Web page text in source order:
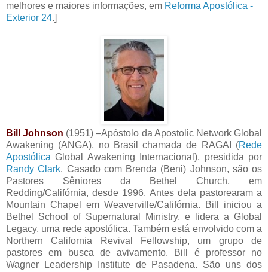
melhores e maiores informações, em Reforma Apostólica -
Exterior 24.]
Bill Johnson (1951) –Apóstolo da Apostolic Network Global
Awakening (ANGA), no Brasil chamada de RAGAI (Rede
Apostólica Global Awakening Internacional), presidida por
Randy Clark. Casado com Brenda (Beni) Johnson, são os
Pastores Sêniores da Bethel Church, em
Redding/Califórnia, desde 1996. Antes dela pastorearam a
Mountain Chapel em Weaverville/Califórnia. Bill iniciou a
Bethel School of Supernatural Ministry, e lidera a Global
Legacy, uma rede apostólica. Também está envolvido com a
Northern California Revival Fellowship, um grupo de
pastores em busca de avivamento. Bill é professor no
Wagner Leadership Institute de Pasadena. São uns dos